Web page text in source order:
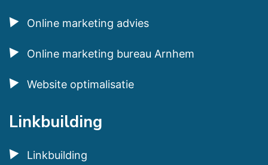
Online marketing advies
Online marketing bureau Arnhem
Website optimalisatie
Linkbuilding
Linkbuilding